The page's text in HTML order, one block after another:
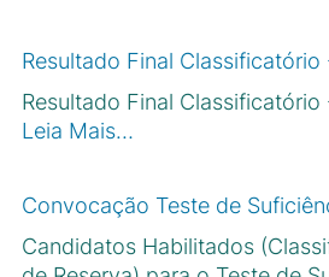
Resultado Final
Resultado Final
Leia Mais…
Convocação Teste de
Candidatos Habilitados